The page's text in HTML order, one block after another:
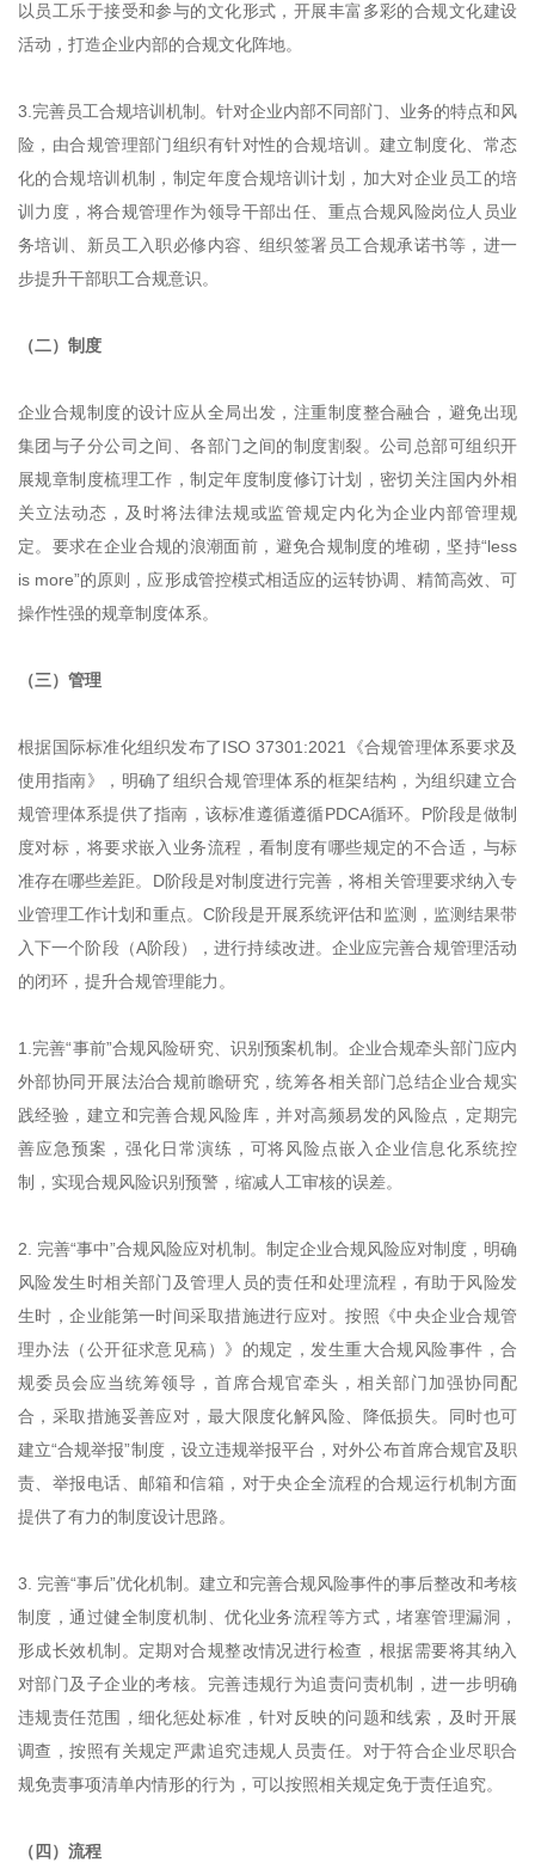
以员工乐于接受和参与的文化形式，开展丰富多彩的合规文化建设
活动，打造企业内部的合规文化阵地。
3.完善员工合规培训机制。针对企业内部不同部门、业务的特点和风
险，由合规管理部门组织有针对性的合规培训。建立制度化、常态
化的合规培训机制，制定年度合规培训计划，加大对企业员工的培
训力度，将合规管理作为领导干部出任、重点合规风险岗位人员业
务培训、新员工入职必修内容、组织签署员工合规承诺书等，进一
步提升干部职工合规意识。
（二）制度
企业合规制度的设计应从全局出发，注重制度整合融合，避免出现
集团与子分公司之间、各部门之间的制度割裂。公司总部可组织开
展规章制度梳理工作，制定年度制度修订计划，密切关注国内外相
关立法动态，及时将法律法规或监管规定内化为企业内部管理规
定。要求在企业合规的浪潮面前，避免合规制度的堆砌，坚持“less
is more”的原则，应形成管控模式相适应的运转协调、精简高效、可
操作性强的规章制度体系。
（三）管理
根据国际标准化组织发布了ISO 37301:2021《合规管理体系要求及
使用指南》，明确了组织合规管理体系的框架结构，为组织建立合
规管理体系提供了指南，该标准遵循遵循PDCA循环。P阶段是做制
度对标，将要求嵌入业务流程，看制度有哪些规定的不合适，与标
准存在哪些差距。D阶段是对制度进行完善，将相关管理要求纳入专
业管理工作计划和重点。C阶段是开展系统评估和监测，监测结果带
入下一个阶段（A阶段），进行持续改进。企业应完善合规管理活动
的闭环，提升合规管理能力。
1.完善“事前”合规风险研究、识别预案机制。企业合规牵头部门应内
外部协同开展法治合规前瞻研究，统筹各相关部门总结企业合规实
践经验，建立和完善合规风险库，并对高频易发的风险点，定期完
善应急预案，强化日常演练，可将风险点嵌入企业信息化系统控
制，实现合规风险识别预警，缩减人工审核的误差。
2. 完善“事中”合规风险应对机制。制定企业合规风险应对制度，明确
风险发生时相关部门及管理人员的责任和处理流程，有助于风险发
生时，企业能第一时间采取措施进行应对。按照《中央企业合规管
理办法（公开征求意见稿）》的规定，发生重大合规风险事件，合
规委员会应当统筹领导，首席合规官牵头，相关部门加强协同配
合，采取措施妥善应对，最大限度化解风险、降低损失。同时也可
建立“合规举报”制度，设立违规举报平台，对外公布首席合规官及职
责、举报电话、邮箱和信箱，对于央企全流程的合规运行机制方面
提供了有力的制度设计思路。
3. 完善“事后”优化机制。建立和完善合规风险事件的事后整改和考核
制度，通过健全制度机制、优化业务流程等方式，堵塞管理漏洞，
形成长效机制。定期对合规整改情况进行检查，根据需要将其纳入
对部门及子企业的考核。完善违规行为追责问责机制，进一步明确
违规责任范围，细化惩处标准，针对反映的问题和线索，及时开展
调查，按照有关规定严肃追究违规人员责任。对于符合企业尽职合
规免责事项清单内情形的行为，可以按照相关规定免于责任追究。
（四）流程